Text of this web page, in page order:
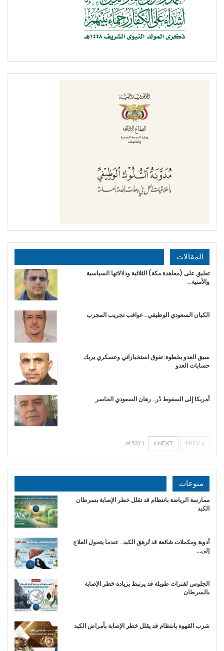
المقالات
تعليق على (معاهدة مكة) الثلاثية ودلالاتها السياسية
والأمنية…
الكيان السعودي الوظيفي.. عواقب تجريب المجرب
سبق العدو بخطوة: تفوق استخباراتي وعسكري يربك
حسابات العدو
أمريكا إلى السقوط دُر.. رهان السعودي الخاسر
NEXT
1 of 531
منوعات
ممارسة الرياضة بانتظام قد تقلل خطر الإصابة بسرطان
الكبد
أدوية ومكملات شائعة قد تُرهق الكبد.. عندما يتحول العلاج
إلى…
الجلوس لفترات طويلة قد يرتبط بزيادة خطر الإصابة
بالسرطان
شرب القهوة بانتظام قد يقلل خطر الإصابة بأمراض الكبد